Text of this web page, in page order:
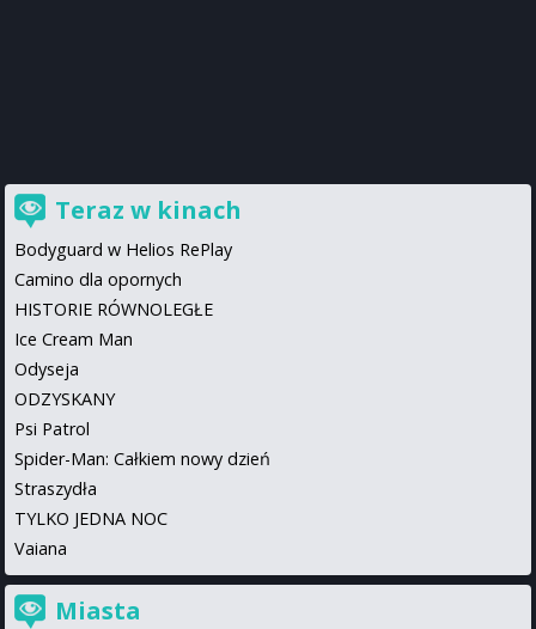
Teraz w kinach
Bodyguard w Helios RePlay
Camino dla opornych
HISTORIE RÓWNOLEGŁE
Ice Cream Man
Odyseja
ODZYSKANY
Psi Patrol
Spider-Man: Całkiem nowy dzień
Straszydła
TYLKO JEDNA NOC
Vaiana
Miasta